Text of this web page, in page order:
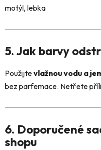
motýl, lebka
5. Jak barvy
Použijtevlažnou vodu a
bez parfemace. Netřete
6. Doporučené
shopu